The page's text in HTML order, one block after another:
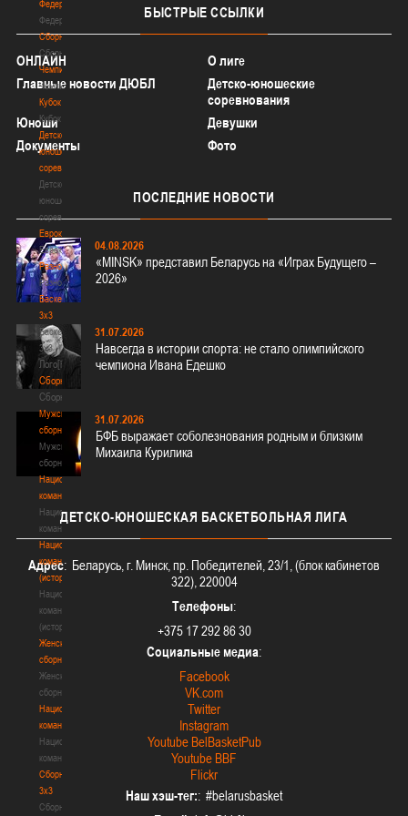
Федерация
Федерация
Сборные
Сборные
Чемпионат
Чемпионат
Кубок
Кубок
Детско-
юношеские
соревнования
Детско-
юношеские
соревнования
Еврокубки
Еврокубки
Разное
Разное
Баскетбол
3х3
Баскетбол
3х3
Лого[modid=121]
Сборные
Сборные
Мужские
сборные
Мужские
сборные
Национальная
команда
Национальная
команда
Национальная
команда
(история)
Национальная
команда
(история)
Женские
сборные
Женские
сборные
Национальная
команда
Национальная
команда
Сборные
3х3
Сборные
БЫСТРЫЕ ССЫЛКИ
ОНЛАЙН
О лиге
Главные новости ДЮБЛ
Детско-юношеские
соревнования
Юноши
Девушки
Документы
Фото
ПОСЛЕДНИЕ НОВОСТИ
04.08.2026
«MINSK» представил Беларусь на «Играх Будущего –
2026»
31.07.2026
Навсегда в истории спорта: не стало олимпийского
чемпиона Ивана Едешко
31.07.2026
БФБ выражает соболезнования родным и близким
Михаила Курилика
ДЕТСКО-ЮНОШЕСКАЯ БАСКЕТБОЛЬНАЯ ЛИГА
Адрес: Беларусь, г. Минск, пр. Победителей, 23/1, (блок кабинетов
322), 220004
Телефоны:
+375 17 292 86 30
Социальные медиа:
Facebook
VK.com
Twitter
Instagram
Youtube BelBasketPub
Youtube BBF
Flickr
Наш хэш-тег:: #belarusbasket